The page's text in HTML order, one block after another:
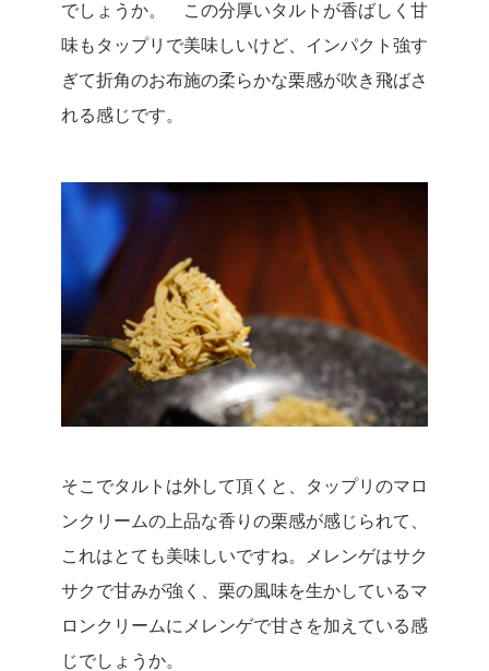
でしょうか。
この分厚いタルトが香ばしく甘
味もタップリで美味しいけど、インパクト強す
ぎて折角のお布施の柔らかな栗感が吹き飛ばさ
れる感じです。
そこでタルトは外して頂くと、タップリのマロ
ンクリームの上品な香りの栗感が感じられて、
これはとても美味しいですね。
メレンゲはサク
サクで甘みが強く、栗の風味を生かしているマ
ロンクリームにメレンゲで甘さを加えている感
じでしょうか。